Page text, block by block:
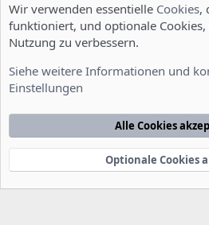
Nutzungsbedingungen
Startseite
e
Community platform by XenForo® © 2010-
xenDach©2010-2014
Wir verwenden essentielle Cookies,
funktioniert, und optionale
Nutzung zu verbessern.
Siehe weitere Informationen und
Einstellungen
Alle Cookies
Optionale Cookies